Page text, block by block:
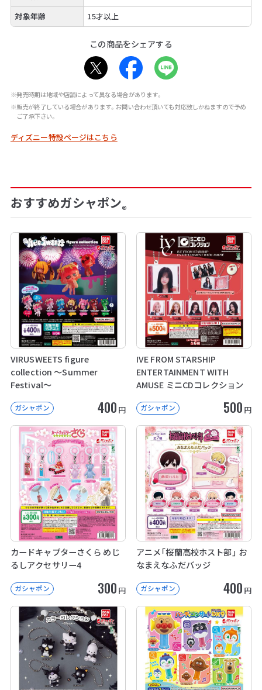
対象年齢
15才以上
この商品をシェアする
※発売時期は地域や店舗によって異なる場合があります。
※販売が終了している場合があります。お問い合わせ頂いても対応致しかねますので予め
ご了承下さい。
ディズニー特設ページはこちら
おすすめガシャポン®
VIRUSWEETS figure
collection ～Summer
Festival～
ガシャポン 400 円
IVE FROM STARSHIP
ENTERTAINMENT WITH
AMUSE ミニCDコレクション
ガシャポン 500 円
カードキャプターさくら めじ
るしアクセサリー4
ガシャポン 300 円
アニメ「桜蘭高校ホスト部」 お
なまえなふだバッジ
ガシャポン 400 円